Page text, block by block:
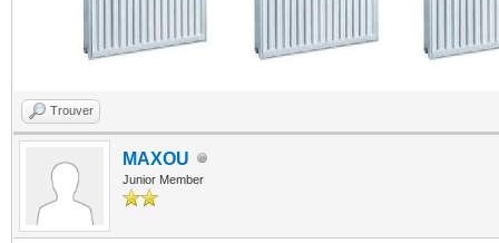
Trouver
MAXOU
Junior Member